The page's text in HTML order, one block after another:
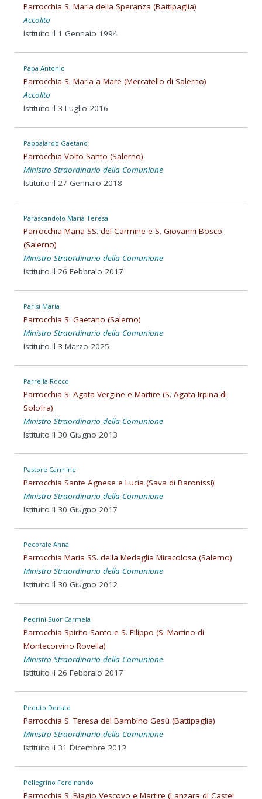
Parrocchia S. Maria della Speranza (Battipaglia)
Accolito
Istituito il 1 Gennaio 1994
Papa Antonio
Parrocchia S. Maria a Mare (Mercatello di Salerno)
Accolito
Istituito il 3 Luglio 2016
Pappalardo Gaetano
Parrocchia Volto Santo (Salerno)
Ministro Straordinario della Comunione
Istituito il 27 Gennaio 2018
Parascandolo Maria Teresa
Parrocchia Maria SS. del Carmine e S. Giovanni Bosco
(Salerno)
Ministro Straordinario della Comunione
Istituito il 26 Febbraio 2017
Parisi Maria
Parrocchia S. Gaetano (Salerno)
Ministro Straordinario della Comunione
Istituito il 3 Marzo 2025
Parrella Rocco
Parrocchia S. Agata Vergine e Martire (S. Agata Irpina di
Solofra)
Ministro Straordinario della Comunione
Istituito il 30 Giugno 2013
Pastore Carmine
Parrocchia Sante Agnese e Lucia (Sava di Baronissi)
Ministro Straordinario della Comunione
Istituito il 30 Giugno 2017
Pecorale Anna
Parrocchia Maria SS. della Medaglia Miracolosa (Salerno)
Ministro Straordinario della Comunione
Istituito il 30 Giugno 2012
Pedrini Suor Carmela
Parrocchia Spirito Santo e S. Filippo (S. Martino di
Montecorvino Rovella)
Ministro Straordinario della Comunione
Istituito il 26 Febbraio 2017
Peduto Donato
Parrocchia S. Teresa del Bambino Gesù (Battipaglia)
Ministro Straordinario della Comunione
Istituito il 31 Dicembre 2012
Pellegrino Ferdinando
Parrocchia S. Biagio Vescovo e Martire (Lanzara di Castel